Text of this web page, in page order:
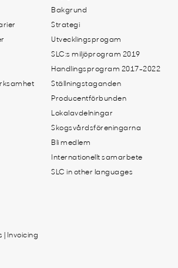
Bakgrund
Strategi
Utvecklingsprogam
SLC:s miljöprogram 2019
Handlingsprogram 2017-2022
Ställningstaganden
Producentförbunden
Lokalavdelningar
Skogsvårdsföreningarna
Bli medlem
Internationellt samarbete
SLC in other languages
| Invoicing